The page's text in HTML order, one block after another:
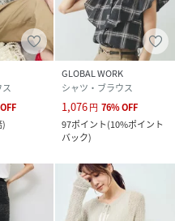
で真夏でも涼しく着用して
用サイズ：38
。
ンしやすいです！
印象になります。
着用サイズ：38
。
抑えめなので骨格ストレー
OFF
)
GLOBAL WORK
シャツ・ブラウス
1,076円 76%OFF
97ポイント(10%ポイント
バック)